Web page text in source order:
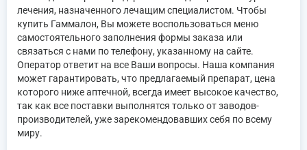
лечения, назначенного лечащим специалистом. Чтобы
купить Гаммалон, Вы можете воспользоваться меню
самостоятельного заполнения формы заказа или
связаться с нами по телефону, указанному на сайте.
Оператор ответит на все Ваши вопросы. Наша компания
может гарантировать, что предлагаемый препарат, цена
которого ниже аптечной, всегда имеет высокое качество,
так как все поставки выполнятся только от заводов-
производителей, уже зарекомендовавших себя по всему
миру.